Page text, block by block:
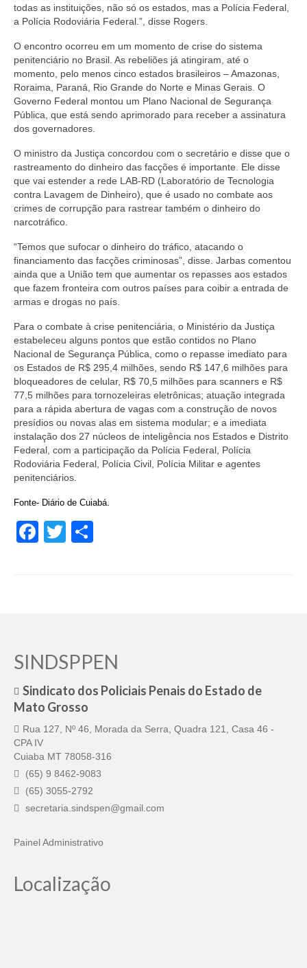
Nota de Falecimento
Pautas Nacionais
Convênios
Fale Conosco
Permutas Disponíveis
Área do Filiado
Regimento interno do Sindsppen
todas as instituições, não só os estados, mas a Polícia Federal,
a Polícia Rodoviária Federal.”, disse Rogers.
O encontro ocorreu em um momento de crise do sistema
penitenciário no Brasil. As rebeliões já atingiram, até o
momento, pelo menos cinco estados brasileiros – Amazonas,
Roraima, Paraná, Rio Grande do Norte e Minas Gerais. O
Governo Federal montou um Plano Nacional de Segurança
Pública, que está sendo aprimorado para receber a assinatura
dos governadores.
O ministro da Justiça concordou com o secretário e disse que o
rastreamento do dinheiro das facções é importante. Ele disse
que vai estender a rede LAB-RD (Laboratório de Tecnologia
contra Lavagem de Dinheiro), que é usado no combate aos
crimes de corrupção para rastrear também o dinheiro do
narcotráfico.
“Temos que sufocar o dinheiro do tráfico, atacando o
financiamento das facções criminosas”, disse. Jarbas comentou
ainda que a União tem que aumentar os repasses aos estados
que fazem fronteira com outros países para coibir a entrada de
armas e drogas no país.
Para o combate à crise penitenciária, o Ministério da Justiça
estabeleceu alguns pontos que estão contidos no Plano
Nacional de Segurança Pública, como o repasse imediato para
os Estados de R$ 295,4 milhões, sendo R$ 147,6 milhões para
bloqueadores de celular, R$ 70,5 milhões para scanners e R$
77,5 milhões para tornozeleiras eletrônicas; atuação integrada
para a rápida abertura de vagas com a construção de novos
presídios ou novas alas em sistema modular; e a imediata
instalação dos 27 núcleos de inteligência nos Estados e Distrito
Federal, com a participação da Polícia Federal, Polícia
Rodoviária Federal, Polícia Civil, Polícia Militar e agentes
penitenciários.
Fonte- Diário de Cuiabá.
Facebook
Twitter
SINDSPPEN
Sindicato dos Policiais Penais do Estado de
Mato Grosso
Rua 127, Nº 46, Morada da Serra, Quadra 121, Casa 46 -
CPA IV
Cuiaba MT 78058-316
(65) 9 8462-9083
(65) 3055-2792
secretaria.sindspen@gmail.com
Painel Administrativo
Localização